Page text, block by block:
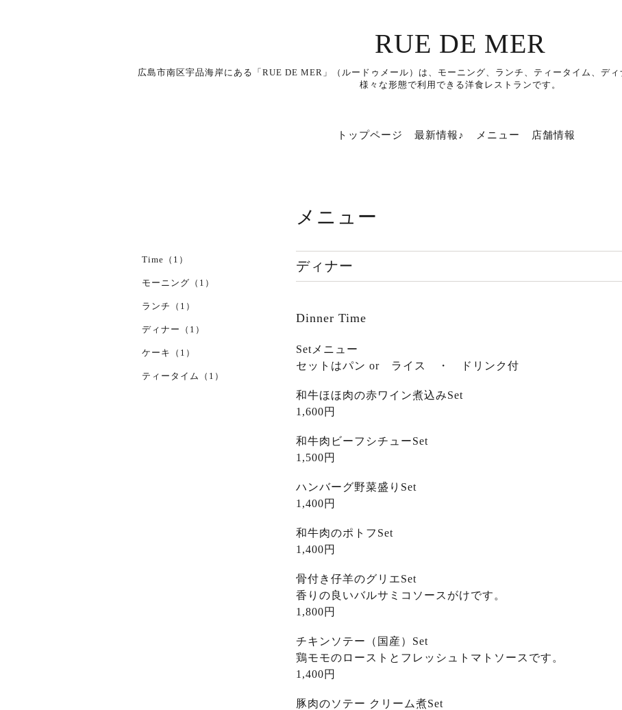
RUE DE MER
広島市南区宇品海岸にある「RUE DE MER」（ルードゥメール）は、モーニング、ランチ、ティータイム、ディ
様々な形態で利用できる洋食レストランです。
トップページ 最新情報♪ メニュー 店舗情報
メニュー
ディナー
Dinner Time
Setメニュー
セットはパン or ライス ・ ドリンク付
和牛ほほ肉の赤ワイン煮込みSet
1,600円
和牛肉ビーフシチューSet
1,500円
ハンバーグ野菜盛りSet
1,400円
和牛肉のポトフSet
1,400円
骨付き仔羊のグリエSet
香りの良いバルサミコソースがけです。
1,800円
チキンソテー（国産）Set
鶏モモのローストとフレッシュトマトソースです。
1,400円
豚肉のソテー クリーム煮Set
Time（1）
モーニング（1）
ランチ（1）
ディナー（1）
ケーキ（1）
ティータイム（1）